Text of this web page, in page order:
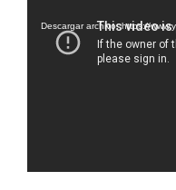
vídeo
Descargar archivo: https://